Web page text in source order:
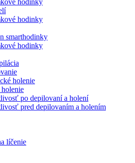
hodinky
smarthodinky
hodinky
holenie
po depilovaní a holení
pred depilovaním a holením
líčenie